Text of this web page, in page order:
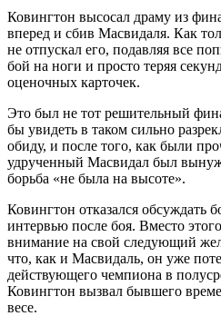
Ковингтон высосал драму из
вперед и сбив Масвидаля. Как
не отпускал его, подавляя все
бой на ноги и просто теряя
оценочных карточек.
Это был не тот решительный
бы увидеть в таком сильно
обиду, и после того, как были
удрученный Масвидал был
борьба «не была на высоте».
Ковингтон отказался обсуждать
интервью после боя. Вместо
внимание на свой следующий
что, как и Масвидаль, он уже
действующего чемпиона в
Ковингтон вызвал бывшего
весе.